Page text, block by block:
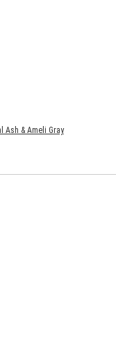
Ash & Ameli Gray